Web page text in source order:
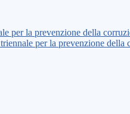
per la prevenzione della
per la prevenzione della